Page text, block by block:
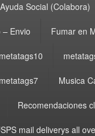
Social (Colabora)
Envio Fumar en
metatags10
metatags7 Musica
Recomendaciones
mail deliverys all